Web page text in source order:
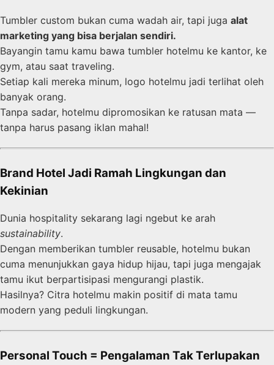
Tumbler custom bukan cuma wadah air, tapi juga alat
marketing yang bisa berjalan sendiri.
Bayangin tamu kamu bawa tumbler hotelmu ke kantor, ke
gym, atau saat traveling.
Setiap kali mereka minum, logo hotelmu jadi terlihat oleh
banyak orang.
Tanpa sadar, hotelmu dipromosikan ke ratusan mata —
tanpa harus pasang iklan mahal!
Brand Hotel Jadi Ramah Lingkungan dan
Kekinian
Dunia hospitality sekarang lagi ngebut ke arah
sustainability.
Dengan memberikan tumbler reusable, hotelmu bukan
cuma menunjukkan gaya hidup hijau, tapi juga mengajak
tamu ikut berpartisipasi mengurangi plastik.
Hasilnya? Citra hotelmu makin positif di mata tamu
modern yang peduli lingkungan.
Personal Touch = Pengalaman Tak Terlupakan